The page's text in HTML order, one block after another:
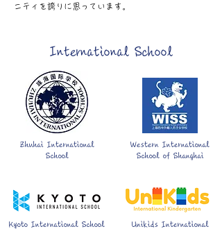
ニティを誇りに思っています。
International School
Zhuhai International
School
Kyoto International School
Western International
School of Shanghai
Unikids International